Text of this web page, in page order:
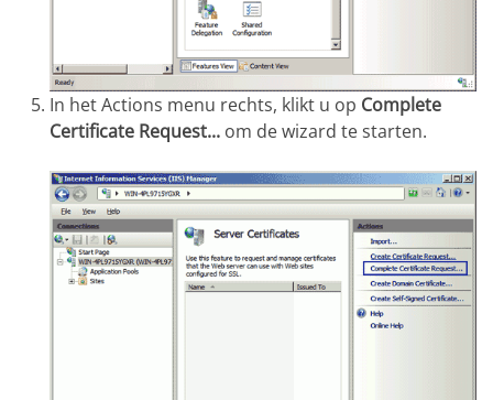
In het Actions menu rechts, klikt u op Complete
Certificate Request... om de wizard te starten.